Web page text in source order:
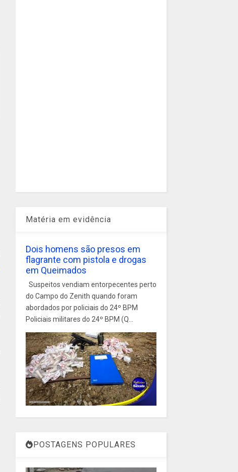
Matéria em evidência
Dois homens são presos em
flagrante com pistola e drogas
em Queimados
Suspeitos vendiam entorpecentes perto
do Campo do Zenith quando foram
abordados por policiais do 24º BPM
Policiais militares do 24º BPM (Q...
POSTAGENS POPULARES